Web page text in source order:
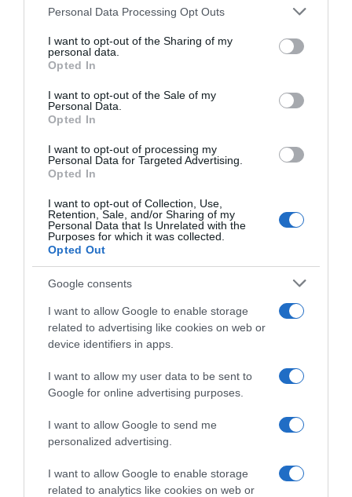
Please note that this website/app uses one or more Google
not limited to your visit or usage behaviour. You may click to
grant or deny consent to Google and its third-party tags to
use your data for below specified purposes in below Google
consent section.
Personal Data Processing Opt Outs
I want to opt-out of the Sharing of my
personal data.
Opted In
I want to opt-out of the Sale of my
Personal Data.
Opted In
I want to opt-out of processing my
Personal Data for Targeted Advertising.
Opted In
I want to opt-out of Collection, Use,
Retention, Sale, and/or Sharing of my
Personal Data that Is Unrelated with the
Purposes for which it was collected.
Opted Out
Google consents
I want to allow Google to enable storage
related to advertising like cookies on web or
device identifiers in apps.
I want to allow my user data to be sent to
Google for online advertising purposes.
I want to allow Google to send me
personalized advertising.
I want to allow Google to enable storage
related to analytics like cookies on web or
ΟΙΚΟΝΟΜΙΑ